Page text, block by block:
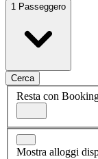
1 Passeggero
Cerca
Resta con
Mostra alloggi